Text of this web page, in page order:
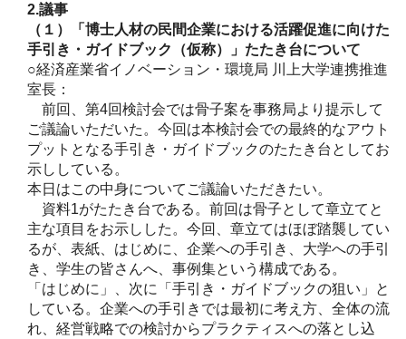
2.議事
（１）「博士人材の民間企業における活躍促進に向けた
手引き・ガイドブック（仮称）」たたき台について
○経済産業省イノベーション・環境局 川上大学連携推進
室長：
前回、第4回検討会では骨子案を事務局より提示して
ご議論いただいた。今回は本検討会での最終的なアウト
プットとなる手引き・ガイドブックのたたき台としてお
示ししている。
本日はこの中身についてご議論いただきたい。
資料1がたたき台である。前回は骨子として章立てと
主な項目をお示しした。今回、章立てはほぼ踏襲してい
るが、表紙、はじめに、企業への手引き、大学への手引
き、学生の皆さんへ、事例集という構成である。
「はじめに」、次に「手引き・ガイドブックの狙い」と
している。企業への手引きでは最初に考え方、全体の流
れ、経営戦略での検討からプラクティスへの落とし込